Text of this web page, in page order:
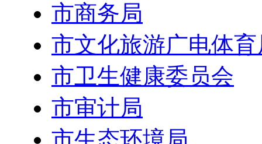
市商务局
市文化旅游广电体育
市卫生健康委员会
市审计局